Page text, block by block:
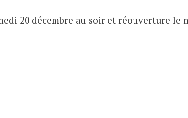
20 décembre au soir et réouverture le